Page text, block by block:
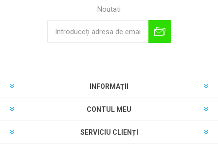
Noutati
INFORMAȚII
CONTUL MEU
SERVICIU CLIENȚI